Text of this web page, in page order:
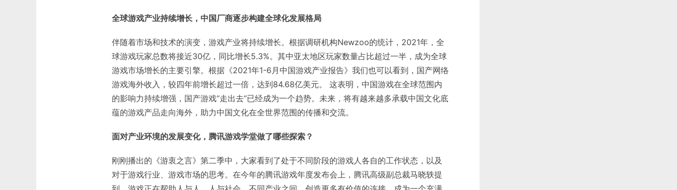
全球游戏产业持续增长，中国厂商逐步构建全球化发展格局
伴随着市场和技术的演变，游戏产业将持续增长。根据调研机构Newzoo的统计，2021年，全
球游戏玩家总数将接近30亿，同比增长5.3%。其中亚太地区玩家数量占比超过一半，成为全球
游戏市场增长的主要引擎。根据《2021年1-6月中国游戏产业报告》我们也可以看到，国产网络
游戏海外收入，较四年前增长超过一倍，达到84.68亿美元。 这表明，中国游戏在全球范围内
的影响力持续增强，国产游戏“走出去”已经成为一个趋势。未来，将有越来越多承载中国文化底
蕴的游戏产品走向海外，助力中国文化在全世界范围的传播和交流。
面对产业环境的发展变化，腾讯游戏学堂做了哪些探索？
刚刚播出的《游衷之言》第二季中，大家看到了处于不同阶段的游戏人各自的工作状态，以及
对于游戏行业、游戏市场的思考。在今年的腾讯游戏年度发布会上，腾讯高级副总裁马晓轶提